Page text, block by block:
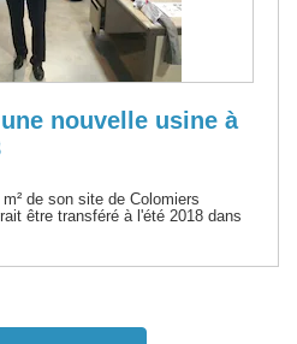
nouvelle usine à
de son site de Colomiers
être transféré à l'été 2018 dans